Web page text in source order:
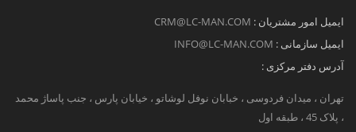
ایمیل امور مشتریان : CRM@LC-MAN.COM
ایمیل سازمانی : INFO@LC-MAN.COM
آدرس دفتر مرکزی :
تهران ، میدان فردوسی ، خبابان نوفل لوشاتو ، خیابان پارس ، جنب پاساژ محمد
، پلاک 45 ، طبقه اول